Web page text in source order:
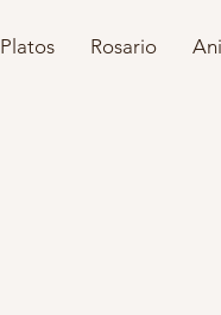
Platos Rosario